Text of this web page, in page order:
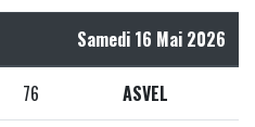
Samedi 16 Mai 2026
76 ASVEL